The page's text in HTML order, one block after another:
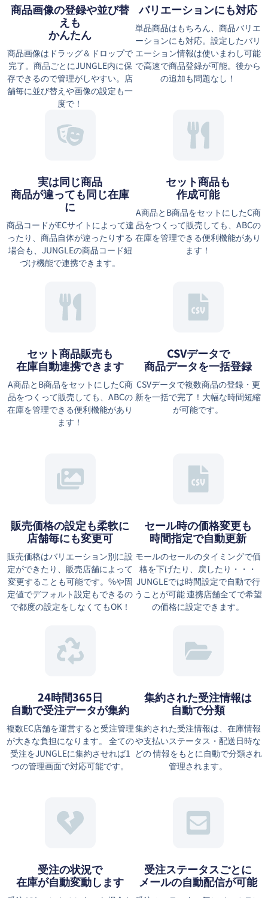
商品画像の登録や並び替
えも
かんたん
商品画像はドラッグ＆ドロップで
完了。商品ごとにJUNGLE内に保
存できるので管理がしやすい。店
舗毎に並び替えや画像の設定も一
度で！
バリエーションにも対応
単品商品はもちろん、商品バリエ
ーションにも対応。設定したバリ
エーション情報は使いまわし可能
で高速で商品登録が可能。後から
の追加も問題なし！
実は同じ商品
商品が違っても同じ在庫
に
商品コードがECサイトによって違
ったり、商品自体が違ったりする
場合も、JUNGLEの商品コード紐
づけ機能で連携できます。
セット商品も
作成可能
A商品とB商品をセットにしたC商
品をつくって販売しても、ABCの
在庫を管理できる便利機能があり
ます！
セット商品販売も
在庫自動連携できます
A商品とB商品をセットにしたC商
品をつくって販売しても、ABCの
在庫を管理できる便利機能があり
ます！
CSVデータで
商品データを一括登録
CSVデータで複数商品の登録・更
新を一括で完了！大幅な時間短縮
が可能です。
販売価格の設定も柔軟に
店舗毎にも変更可
販売価格はバリエーション別に設
定ができたり、販売店舗によって
変更することも可能です。%や固
定値でデフォルト設定もできるの
で都度の設定をしなくてもOK！
セール時の価格変更も
時間指定で自動更新
モールのセールのタイミングで価
格を下げたり、戻したり・・・
JUNGLEでは時間設定で自動で行
うことが可能 連携店舗全てで希望
の価格に設定できます。
24時間365日
自動で受注データが集約
複数EC店舗を運営すると受注管理
が大きな負担になります。 全ての
受注をJUNGLEに集約させれば1
つの管理画面で対応可能です。
集約された受注情報は
⾃動で分類
集約された受注情報は、在庫情報
や⽀払いステータス・配送⽇時な
どの 情報をもとに⾃動で分類され
管理されます。
受注の状況で
在庫が自動変動します
受注ステータスごとに
メールの自動配信が可能